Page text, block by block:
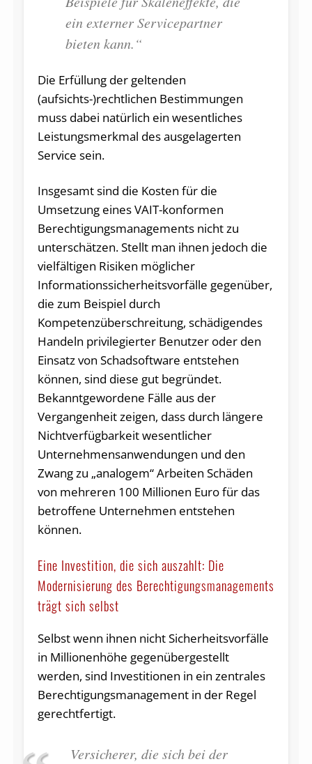
ein externer Servicepartner
bieten kann.“
Die Erfüllung der geltenden
(aufsichts-)rechtlichen Bestimmungen
muss dabei natürlich ein wesentliches
Leistungsmerkmal des ausgelagerten
Service sein.
Insgesamt sind die Kosten für die
Umsetzung eines VAIT-konformen
Berechtigungsmanagements nicht zu
unterschätzen. Stellt man ihnen jedoch die
vielfältigen Risiken möglicher
Informationssicherheitsvorfälle gegenüber,
die zum Beispiel durch
Kompetenzüberschreitung, schädigendes
Handeln privilegierter Benutzer oder den
Einsatz von Schadsoftware entstehen
können, sind diese gut begründet.
Bekanntgewordene Fälle aus der
Vergangenheit zeigen, dass durch längere
Nichtverfügbarkeit wesentlicher
Unternehmensanwendungen und den
Zwang zu „analogem“ Arbeiten Schäden
von mehreren 100 Millionen Euro für das
betroffene Unternehmen entstehen
können.
Eine Investition, die sich auszahlt: Die
Modernisierung des Berechtigungsmanagements
trägt sich selbst
Selbst wenn ihnen nicht Sicherheitsvorfälle
in Millionenhöhe gegenübergestellt
werden, sind Investitionen in ein zentrales
Berechtigungsmanagement in der Regel
gerechtfertigt.
Versicherer, die sich bei der